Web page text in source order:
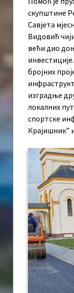
скупштине
Савјета
Видовић
већи дио
бројних
изградње
локалних
спортске
Крајишник”